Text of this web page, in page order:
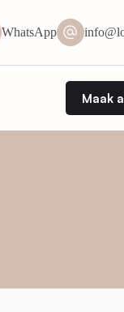
WhatsApp
Maak